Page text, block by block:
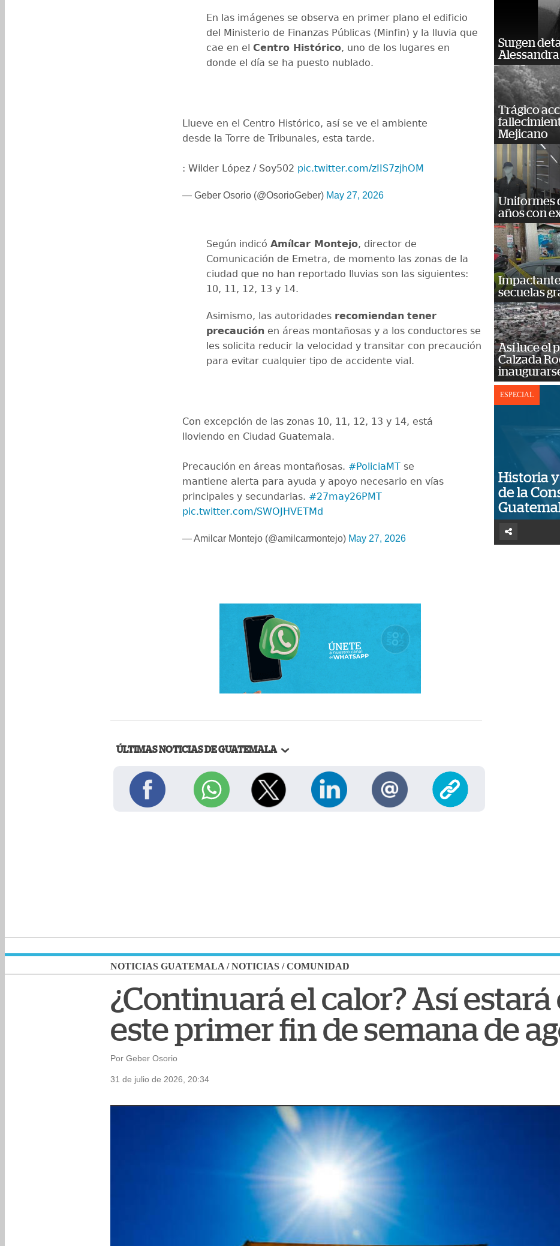
En las imágenes se observa en primer plano el edificio
del Ministerio de Finanzas Públicas (Minfin) y la lluvia que
cae en el Centro Histórico, uno de los lugares en
donde el día se ha puesto nublado.
Llueve en el Centro Histórico, así se ve el ambiente
desde la Torre de Tribunales, esta tarde.
: Wilder López / Soy502 pic.twitter.com/zIIS7zjhOM
— Geber Osorio (@OsorioGeber) May 27, 2026
Según indicó Amílcar Montejo, director de
Comunicación de Emetra, de momento las zonas de la
ciudad que no han reportado lluvias son las siguientes:
10, 11, 12, 13 y 14.
Asimismo, las autoridades recomiendan tener
precaución en áreas montañosas y a los conductores se
les solicita reducir la velocidad y transitar con precaución
para evitar cualquier tipo de accidente vial.
Con excepción de las zonas 10, 11, 12, 13 y 14, está
lloviendo en Ciudad Guatemala.
Precaución en áreas montañosas. #PoliciaMT se
mantiene alerta para ayuda y apoyo necesario en vías
principales y secundarias. #27may26PMT
pic.twitter.com/SWOJHVETMd
— Amilcar Montejo (@amilcarmontejo) May 27, 2026
ÚLTIMAS NOTICIAS DE GUATEMALA
Surgen
Trágico
Mejicano
Uniformes
años con
secuelas
Así luce el
Calzada
ESPECIAL
Historia
de la
NOTICIAS GUATEMALA /NOTICIAS /COMUNIDAD
¿Continuará el calor? Así
este primer fin de semana de
Por Geber Osorio
31 de julio de 2026, 20:34